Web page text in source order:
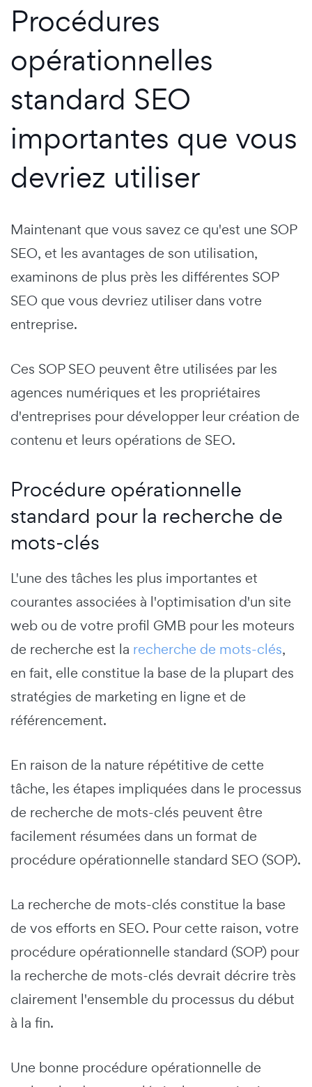
Procédures
opérationnelles
standard SEO
importantes que vous
devriez utiliser
Maintenant que vous savez ce qu'est une SOP
SEO, et les avantages de son utilisation,
examinons de plus près les différentes SOP
SEO que vous devriez utiliser dans votre
entreprise.
Ces SOP SEO peuvent être utilisées par les
agences numériques et les propriétaires
d'entreprises pour développer leur création de
contenu et leurs opérations de SEO.
Procédure opérationnelle
standard pour la recherche de
mots-clés
L'une des tâches les plus importantes et
courantes associées à l'optimisation d'un site
web ou de votre profil GMB pour les moteurs
de recherche est la recherche de mots-clés,
en fait, elle constitue la base de la plupart des
stratégies de marketing en ligne et de
référencement.
En raison de la nature répétitive de cette
tâche, les étapes impliquées dans le processus
de recherche de mots-clés peuvent être
facilement résumées dans un format de
procédure opérationnelle standard SEO (SOP).
La recherche de mots-clés constitue la base
de vos efforts en SEO. Pour cette raison, votre
procédure opérationnelle standard (SOP) pour
la recherche de mots-clés devrait décrire très
clairement l'ensemble du processus du début
à la fin.
Une bonne procédure opérationnelle de